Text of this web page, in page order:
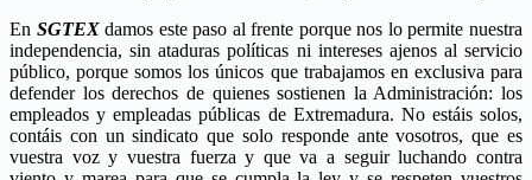
En SGTEXdamos este paso al frente porque nos lo permite nuestra
independencia, sin ataduras políticas ni intereses ajenos al servicio
público, porque somos los únicos que trabajamos en exclusiva para
defender los derechos de quienes sostienen la Administración: los
empleados y empleadas públicas de Extremadura. No estáis solos,
contáis con un sindicato que solo responde ante vosotros, que es
vuestra voz y vuestra fuerza y que va a seguir luchando contra